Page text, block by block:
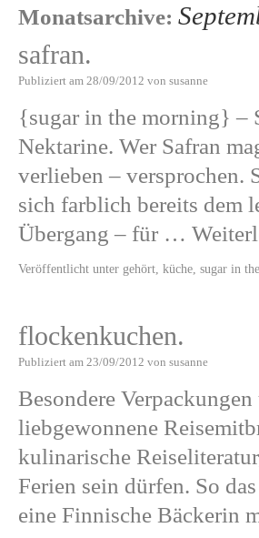
Monatsarchive:
safran.
Publiziert am 28/09/2012 von susanne
{sugar in the morning} –
Nektarine. Wer Safran
verlieben – versprochen.
sich farblich bereits dem
Übergang – für …
Veröffentlicht unter gehört küche sugar in
flockenkuchen.
Publiziert am 23/09/2012 von susanne
Besondere
liebgewonnene
kulinarische
Ferien sein dürfen. So
eine Finnische Bäckerin